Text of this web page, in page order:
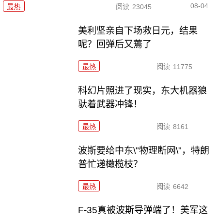
最热 阅读 23045 08-04
美利坚亲自下场救日元，结果
呢？回弹后又蔫了
最热 阅读 11775
科幻片照进了现实，东大机器狼
驮着武器冲锋！
最热 阅读 8161
波斯要给中东\"物理断网\"，特朗
普忙递橄榄枝？
最热 阅读 6642
F-35真被波斯导弹端了！美军这